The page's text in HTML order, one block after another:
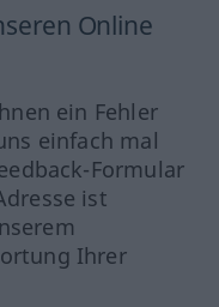
Online
ein Fehler
einfach mal
Formular
ist
Ihrer